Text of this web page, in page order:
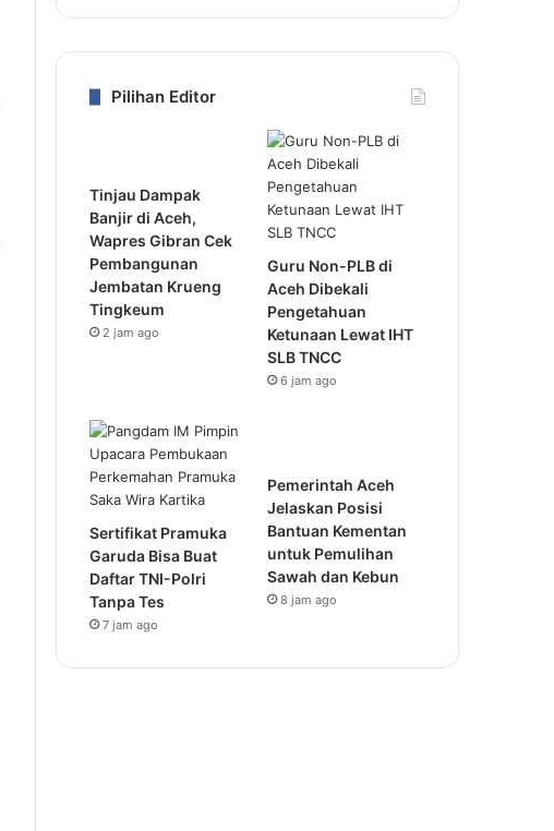
Pilihan Editor
Tinjau Dampak
Banjir di Aceh,
Wapres Gibran Cek
Pembangunan
Jembatan Krueng
Tingkeum
2 jam ago
Guru Non-PLB di
Aceh Dibekali
Pengetahuan
Ketunaan Lewat IHT
SLB TNCC
6 jam ago
Sertifikat Pramuka
Garuda Bisa Buat
Daftar TNI-Polri
Tanpa Tes
7 jam ago
Pemerintah Aceh
Jelaskan Posisi
Bantuan Kementan
untuk Pemulihan
Sawah dan Kebun
8 jam ago